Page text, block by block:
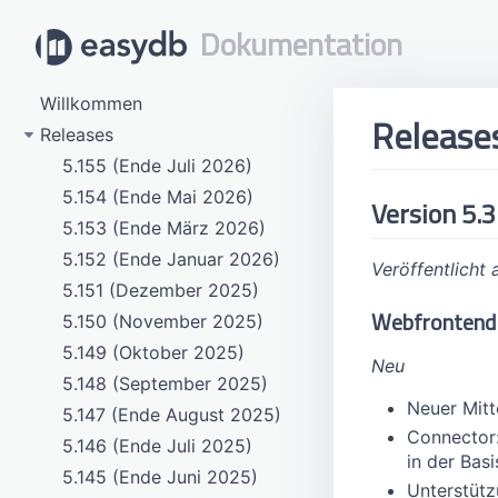
Dokumentation
Willkommen
Releases
5.155 (Ende Juli 2026)
5.154 (Ende Mai 2026)
5.153 (Ende März 2026)
5.152 (Ende Januar 2026)
5.151 (Dezember 2025)
5.150 (November 2025)
5.149 (Oktober 2025)
5.148 (September 2025)
5.147 (Ende August 2025)
5.146 (Ende Juli 2025)
5.145 (Ende Juni 2025)
Version
Veröffentlicht
Webfrontend
Neu
Neuer
in der